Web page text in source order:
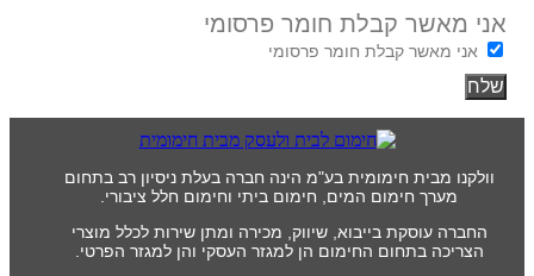
אני מאשר קבלת חומר פרסומי
אני מאשר קבלת חומר פרסומי
שלח
וולקנו מבית חימומית בע"מ הינה חברה בעלת ניסיון רב בתחום
מערך חימום המים, חימום ביתי וחימום חלל ציבורי.
החברה עוסקת בייבוא, שיווק, מכירה ומתן שירות לכלל מוצרי
הצריכה בתחום החימום הן למגזר העסקי והן למגזר הפרטי.